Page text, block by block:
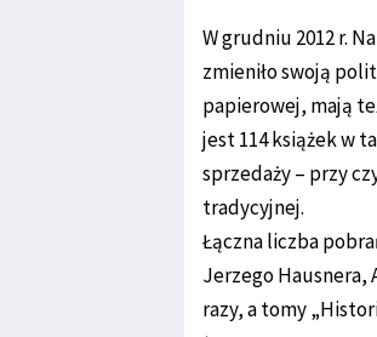
W grudniu 2012 r.
zmieniło swoją
papierowej, mają
jest 114 książek w
sprzedaży – przy
tradycyjnej.
Łączna liczba
Jerzego Hausnera,
razy, a tomy